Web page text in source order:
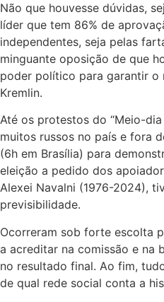
Não que houvesse dúvidas,
líder que tem 86% de
independentes, seja pelas
minguante oposição de que
poder político para garantir o
Kremlin.
Até os protestos do “Meio-
muitos russos no país e fora
(6h em Brasília) para
eleição a pedido dos
Alexei Navalni (1976-2024),
previsibilidade.
Ocorreram sob forte escolta
a acreditar na comissão e na
no resultado final. Ao fim,
de qual rede social conta a